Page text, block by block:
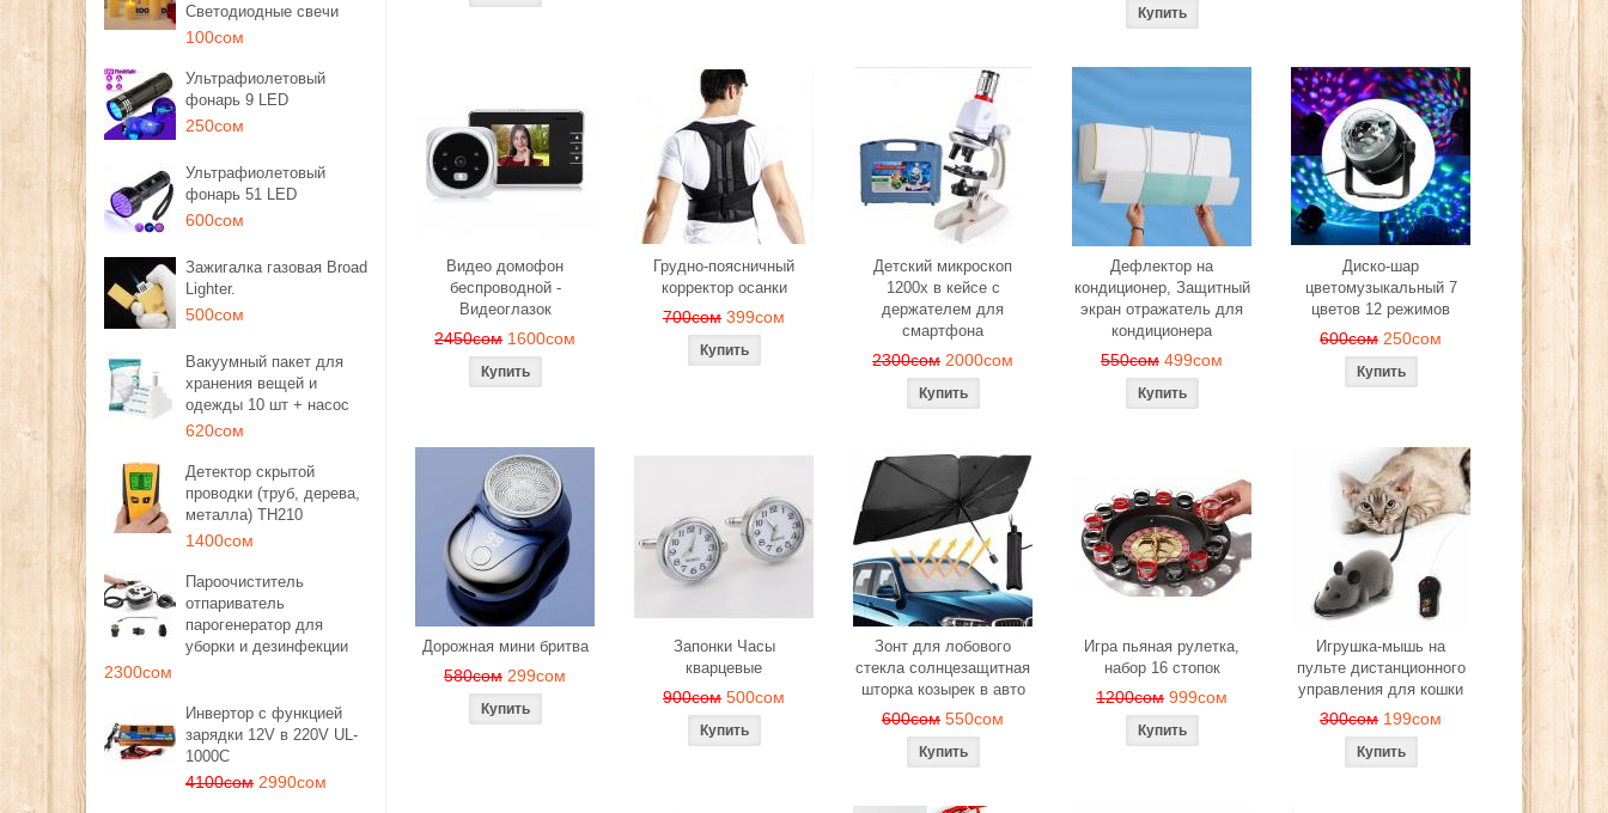
Светодиодные свечи
100сом
Ультрафиолетовый
фонарь 9 LED
250сом
Ультрафиолетовый
фонарь 51 LED
600сом
Зажигалка газовая Broad
Lighter.
500сом
Вакуумный пакет для
хранения вещей и
одежды 10 шт + насос
620сом
Детектор скрытой
проводки (труб, дерева,
металла) TH210
1400сом
Пароочиститель
отпариватель
парогенератор для
уборки и дезинфекции
2300сом
Инвертор с функцией
зарядки 12V в 220V UL-
1000C
4100сом 2990сом
Видео домофон
беспроводной -
Видеоглазок
2450сом 1600сом
Грудно-поясничный
корректор осанки
700сом 399сом
Детский микроскоп
1200x в кейсе с
держателем для
смартфона
2300сом 2000сом
Дефлектор на
кондиционер, Защитный
экран отражатель для
кондиционера
550сом 499сом
Диско-шар
цветомузыкальный 7
цветов 12 режимов
600сом 250сом
Дорожная мини бритва
580сом 299сом
Запонки Часы
кварцевые
900сом 500сом
Зонт для лобового
стекла солнцезащитная
шторка козырек в авто
600сом 550сом
Игра пьяная рулетка,
набор 16 стопок
1200сом 999сом
Игрушка-мышь на
пульте дистанционного
управления для кошки
300сом 199сом